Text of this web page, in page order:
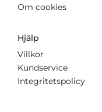
Om cookies
Hjälp
Villkor
Kundservice
Integritetspolicy